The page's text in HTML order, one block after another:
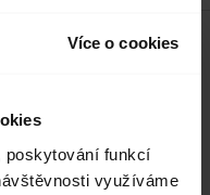
Více o cookies
poskytování funkcí
využíváme